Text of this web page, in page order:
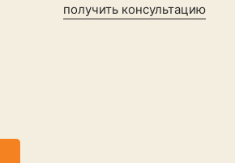
получить консультацию